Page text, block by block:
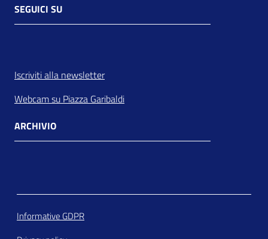
SEGUICI SU
Iscriviti alla newsletter
Webcam su Piazza Garibaldi
ARCHIVIO
Informative GDPR